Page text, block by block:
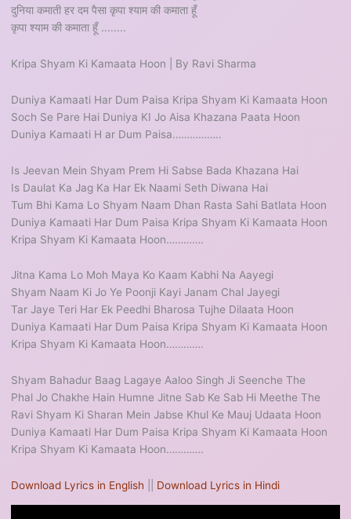
दुनिया कमाती हर दम पैसा कृपा श्याम की कमाता हूँ
कृपा श्याम की कमाता हूँ ........
Kripa Shyam Ki Kamaata Hoon | By Ravi Sharma
Duniya Kamaati Har Dum Paisa Kripa Shyam Ki Kamaata Hoon
Soch Se Pare Hai Duniya KI Jo Aisa Khazana Paata Hoon
Duniya Kamaati H ar Dum Paisa……………..
Is Jeevan Mein Shyam Prem Hi Sabse Bada Khazana Hai
Is Daulat Ka Jag Ka Har Ek Naami Seth Diwana Hai
Tum Bhi Kama Lo Shyam Naam Dhan Rasta Sahi Batlata Hoon
Duniya Kamaati Har Dum Paisa Kripa Shyam Ki Kamaata Hoon
Kripa Shyam Ki Kamaata Hoon………….
Jitna Kama Lo Moh Maya Ko Kaam Kabhi Na Aayegi
Shyam Naam Ki Jo Ye Poonji Kayi Janam Chal Jayegi
Tar Jaye Teri Har Ek Peedhi Bharosa Tujhe Dilaata Hoon
Duniya Kamaati Har Dum Paisa Kripa Shyam Ki Kamaata Hoon
Kripa Shyam Ki Kamaata Hoon………….
Shyam Bahadur Baag Lagaye Aaloo Singh Ji Seenche The
Phal Jo Chakhe Hain Humne Jitne Sab Ke Sab Hi Meethe The
Ravi Shyam Ki Sharan Mein Jabse Khul Ke Mauj Udaata Hoon
Duniya Kamaati Har Dum Paisa Kripa Shyam Ki Kamaata Hoon
Kripa Shyam Ki Kamaata Hoon………….
Download Lyrics in English Download Lyrics in Hindi